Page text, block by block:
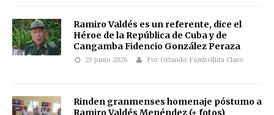
Ramiro Valdés es un referente, dice el
Héroe de la República de Cuba y de
Cangamba Fidencio González Peraza
23 junio 2026 Por Orlando Fombellida Claro
Rinden granmenses homenaje póstumo a
Ramiro Valdés Menéndez (+ fotos)